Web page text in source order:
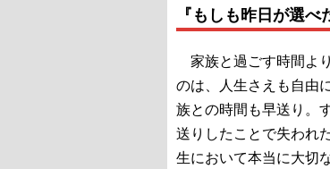
『もしも昨日が選べ
家族と過ごす時間よ
のは、人生さえも自由
族との時間も早送り。
送りしたことで失われ
生において本当に大切